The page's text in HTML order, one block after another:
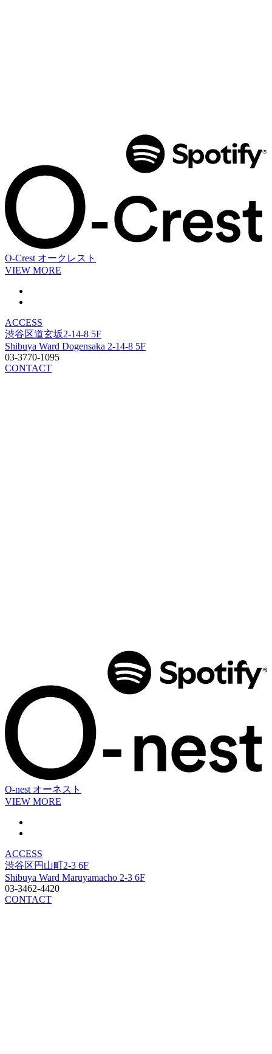
O-Crest オークレスト
VIEW MORE
ACCESS
渋谷区道玄坂2-14-8 5F
Shibuya Ward Dogensaka 2-14-8 5F
03-3770-1095
CONTACT
O-nest オーネスト
VIEW MORE
ACCESS
渋谷区円山町2-3 6F
Shibuya Ward Maruyamacho 2-3 6F
03-3462-4420
CONTACT